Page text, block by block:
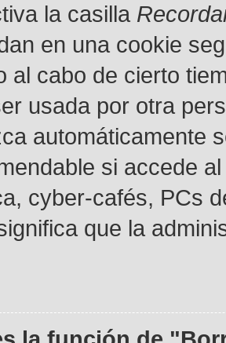
la casilla
en una cookie
al cabo de cierto
usada por otra
automáticamente
si accede
cyber-cafés, PCs
que la